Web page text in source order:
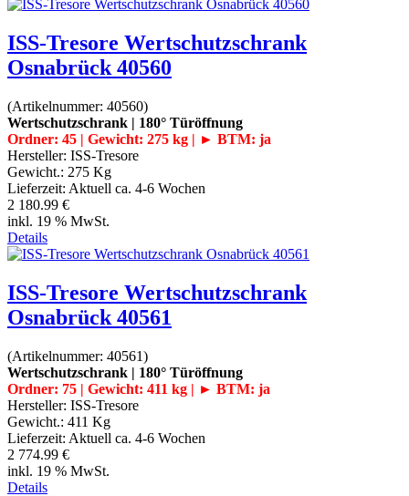
ISS-Tresore Wertschutzschrank
Osnabrück 40560
(Artikelnummer: 40560)
Wertschutzschrank | 180° Türöffnung
Ordner: 45 | Gewicht: 275 kg | ► BTM: ja
Hersteller: ISS-Tresore
Gewicht.: 275 Kg
Lieferzeit: Aktuell ca. 4-6 Wochen
2 180.99 €
inkl. 19 % MwSt.
Details
ISS-Tresore Wertschutzschrank
Osnabrück 40561
(Artikelnummer: 40561)
Wertschutzschrank | 180° Türöffnung
Ordner: 75 | Gewicht: 411 kg | ► BTM: ja
Hersteller: ISS-Tresore
Gewicht.: 411 Kg
Lieferzeit: Aktuell ca. 4-6 Wochen
2 774.99 €
inkl. 19 % MwSt.
Details